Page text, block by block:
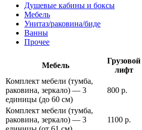
Душевые кабины и боксы
Мебель
Унитаз/раковина/биде
Ванны
Прочее
Мебель
Грузовой
лифт
Комплект мебели (тумба,
раковина, зеркало) — 3
единицы (до 60 см)
800 р.
Комплект мебели (тумба,
раковина, зеркало) — 3
1100 р.